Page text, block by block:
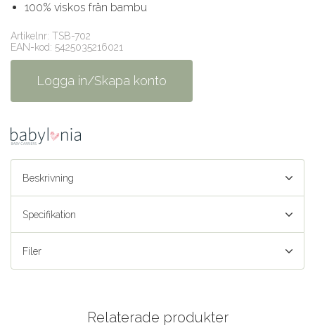
100% viskos från bambu
Artikelnr: TSB-702
EAN-kod: 5425035216021
Logga in/Skapa konto
Beskrivning
Specifikation
Filer
Relaterade produkter